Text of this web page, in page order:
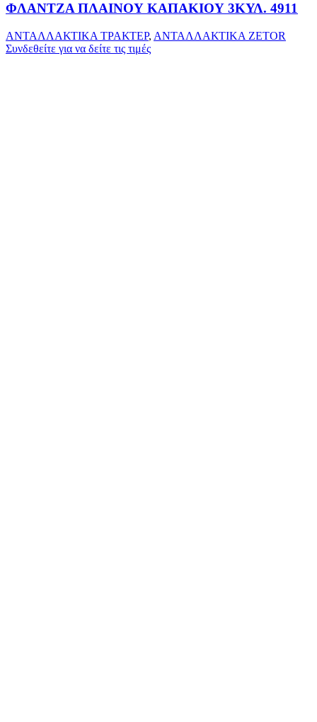
ΦΛΑΝΤΖΑ ΠΛΑΙΝΟΥ ΚΑΠΑΚΙΟΥ 3ΚΥΛ. 4911
ΑΝΤΑΛΛΑΚΤΙΚΑ ΤΡΑΚΤΕΡ, ΑΝΤΑΛΛΑΚΤΙΚΑ ZETOR
Συνδεθείτε για να δείτε τις τιμές